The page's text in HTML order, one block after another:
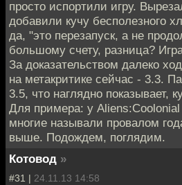
просто испортили игру.
добавили кучу бесполезного
да, "это перезапуск, а не
большому счету, разница?
За доказательством далеко
на метакритике сейчас - 3.3.
3.5, что наглядно показывает,
Для примера: у
многие называли провалом
выше. Подождем, поглядим.
Котовод »
#31 | 24.11.13 14:58